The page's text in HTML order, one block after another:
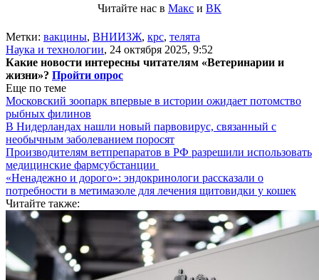
Читайте нас в Макс и ВК
Метки: вакцины, ВНИИЗЖ, крс, телята
Наука и технологии, 24 октября 2025, 9:52
Какие новости интересны читателям «Ветеринарии и
жизни»? Пройти опрос
Еще по теме
Московский зоопарк впервые в истории ожидает потомство
рыбных филинов
В Нидерландах нашли новый парвовирус, связанный с
необычным заболеванием поросят
Производителям ветпрепаратов в РФ разрешили использовать
медицинские фармсубстанции
«Ненадежно и дорого»: эндокринологи рассказали о
потребности в метимазоле для лечения щитовидки у кошек
Читайте также: